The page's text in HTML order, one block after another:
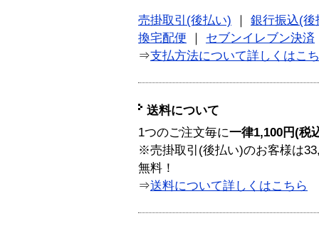
売掛取引(後払い)
銀行振込(後
換宅配便
セブンイレブン決済
⇒支払方法について詳しくはこ
送料について
1つのご注文毎に一律1,100円(税
※売掛取引(後払い)のお客様は
無料！
⇒送料について詳しくはこちら